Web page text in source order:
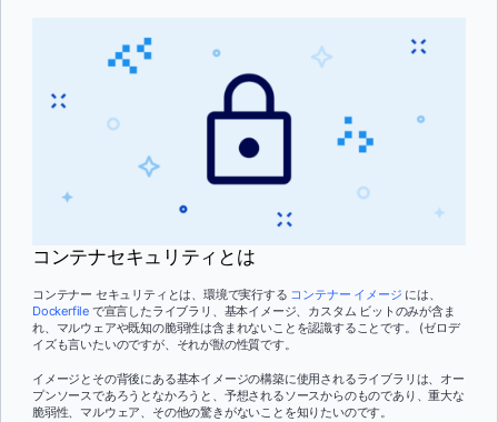
コンテナセキュリティとは
コンテナー セキュリティとは、環境で実行する コンテナー イメージ には、
Dockerfile で宣言したライブラリ、基本イメージ、カスタム ビットのみが含ま
れ、マルウェアや既知の脆弱性は含まれないことを認識することです。 (ゼロデ
イズも言いたいのですが、それが獣の性質です。
イメージとその背後にある基本イメージの構築に使用されるライブラリは、オー
プンソースであろうとなかろうと、予想されるソースからのものであり、重大な
脆弱性、マルウェア、その他の驚きがないことを知りたいのです。